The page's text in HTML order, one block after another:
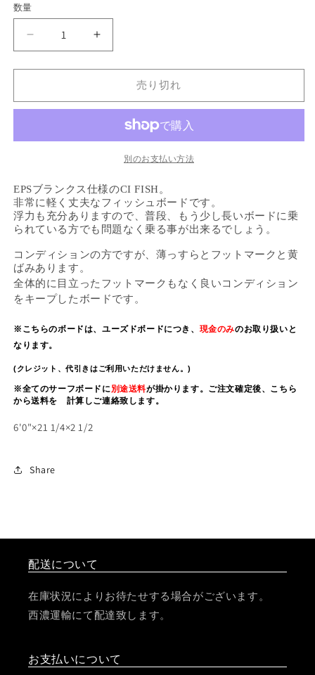
格
価
格
数量
CHANNEL
ISLANDS/EPS
SPINE
CI
の
を
減
ら
CHANNEL
ISLANDS/EPS
SPINE
CI
6&#39;0&quot;
の
を
増
や
す
売り切れ
別のお支払い方法
EPSブランクス仕様のCI FISH。
非常に軽く丈夫なフィッシュボードです。
浮力も充分ありますので、普段、もう少し長いボードに乗
られている方でも問題なく乗る事が出来るでしょう。
コンディションの方ですが、薄っすらとフットマークと黄
ばみあります。
全体的に目立ったフットマークもなく良いコンディション
をキープしたボードです。
※こちらのボードは、ユーズドボードにつき、 現金のみのお取り扱いと
なります。
(クレジット、代引きはご利用いただけません。)
※全てのサーフボードに別途送料が掛かります。ご注文確定後、こちら
から送料を 計算しご連絡致します。
6'0"×21 1/4×2 1/2
Share
配送について
在庫状況によりお待たせする場合がございます。
西濃運輸にて配達致します。
お支払いについて